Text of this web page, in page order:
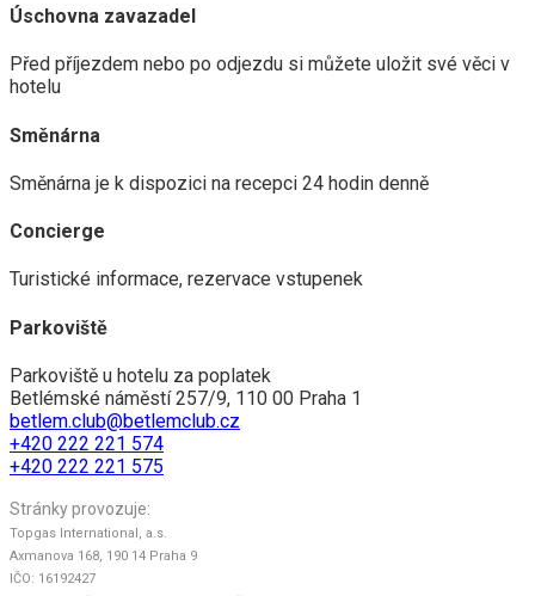
Úschovna zavazadel
Před příjezdem nebo po odjezdu si můžete uložit své věci v
hotelu
Směnárna
Směnárna je k dispozici na recepci 24 hodin denně
Concierge
Turistické informace, rezervace vstupenek
Parkoviště
Parkoviště u hotelu za poplatek
Betlémské náměstí 257/9, 110 00 Praha 1
betlem.club@betlemclub.cz
+420 222 221 574
+420 222 221 575
Stránky provozuje:
Topgas International, a.s.
Axmanova 168, 190 14 Praha 9
IČO: 16192427